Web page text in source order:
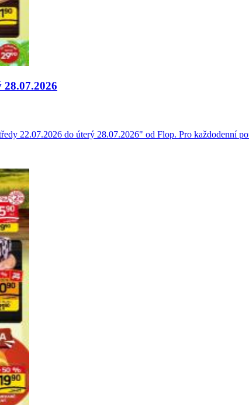
22.07.2026 do úterý 28.07.2026" od Flop. Pro každodenní